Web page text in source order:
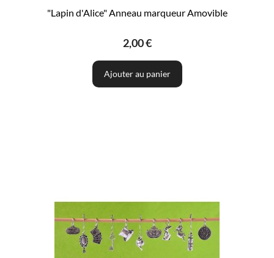
"Lapin d'Alice" Anneau marqueur Amovible
2,00 €
Ajouter au panier